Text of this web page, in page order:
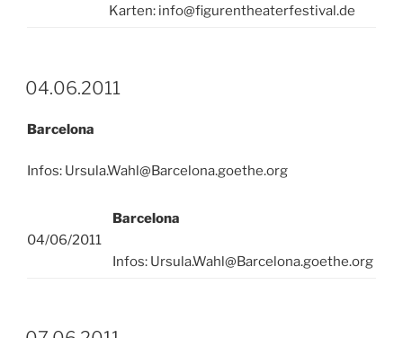
Karten: info@figurentheaterfestival.de
04.06.2011
Barcelona
Infos: Ursula.Wahl@Barcelona.goethe.org
04/06/2011
Barcelona
Infos: Ursula.Wahl@Barcelona.goethe.org